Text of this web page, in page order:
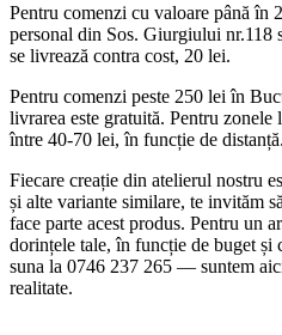
Pentru comenzi cu valoare până în
personal din Sos. Giurgiului nr.118
se livrează contra cost, 20 lei.
Pentru comenzi peste 250 lei în
livrarea este gratuită. Pentru
între 40-70 lei, în funcție de distanță.
Fiecare creație din atelierul nostru
și alte variante similare, te invităm
face parte acest produs. Pentru un
dorințele tale, în funcție de buget și
suna la 0746 237 265 — suntem
realitate.